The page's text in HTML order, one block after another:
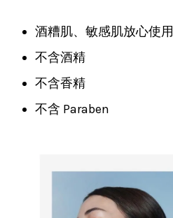
酒糟肌、敏感肌放心使用
不含酒精
不含香精
不含 Paraben